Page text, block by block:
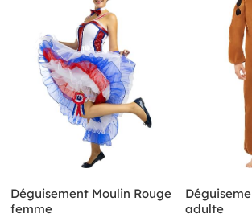
Déguisement Moulin Rouge
femme
adulte